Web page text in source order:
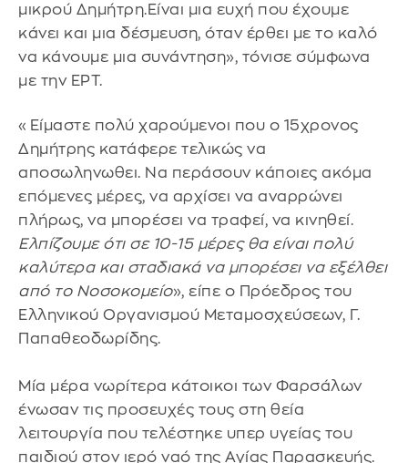
μικρού Δημήτρη.Είναι μια ευχή που έχουμε
κάνει και μια δέσμευση, όταν έρθει με το καλό
να κάνουμε μια συνάντηση», τόνισε σύμφωνα
με την ΕΡΤ.
«Είμαστε πολύ χαρούμενοι που ο 15χρονος
Δημήτρης κατάφερε τελικώς να
αποσωληνωθει. Να περάσουν κάποιες ακόμα
επόμενες μέρες, να αρχίσει να αναρρώνει
πλήρως, να μπορέσει να τραφεί, να κινηθεί.
Ελπίζουμε ότι σε 10-15 μέρες θα είναι πολύ
καλύτερα και σταδιακά να μπορέσει να εξέλθει
από το Νοσοκομείο», είπε ο Πρόεδρος του
Ελληνικού Οργανισμού Μεταμοσχεύσεων, Γ.
Παπαθεοδωρίδης.
Μία μέρα νωρίτερα κάτοικοι των Φαρσάλων
ένωσαν τις προσευχές τους στη θεία
λειτουργία που τελέστηκε υπερ υγείας του
παιδιού στον ιερό ναό της Αγίας Παρασκευής.